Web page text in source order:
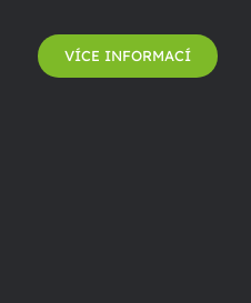
VÍCE INFORMACÍ